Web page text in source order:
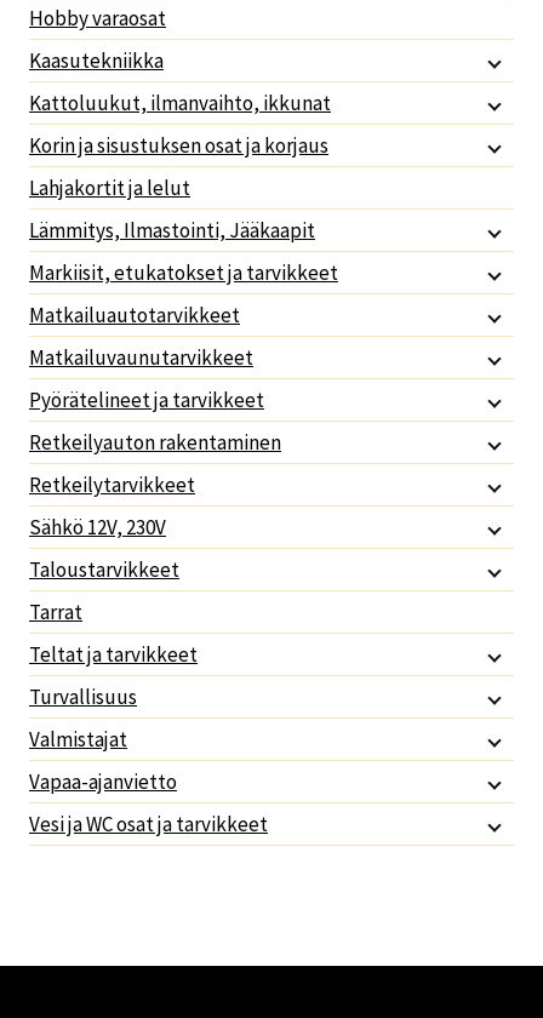
Hobby varaosat
Kaasutekniikka
Kattoluukut, ilmanvaihto, ikkunat
Korin ja sisustuksen osat ja korjaus
Lahjakortit ja lelut
Lämmitys, Ilmastointi, Jääkaapit
Markiisit, etukatokset ja tarvikkeet
Matkailuautotarvikkeet
Matkailuvaunutarvikkeet
Pyörätelineet ja tarvikkeet
Retkeilyauton rakentaminen
Retkeilytarvikkeet
Sähkö 12V, 230V
Taloustarvikkeet
Tarrat
Teltat ja tarvikkeet
Turvallisuus
Valmistajat
Vapaa-ajanvietto
Vesi ja WC osat ja tarvikkeet